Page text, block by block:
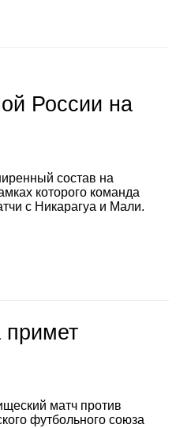
России на
состав на
которого команда
с Никарагуа и Мали.
примет
матч против
футбольного союза